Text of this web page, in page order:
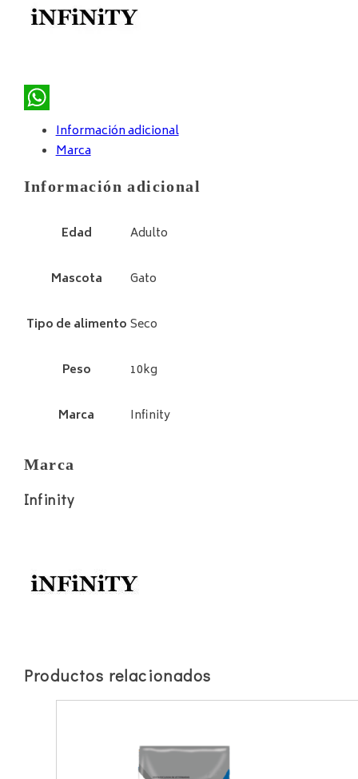
WhatsApp
Información adicional
Marca
Información adicional
Edad Adulto
Mascota Gato
Tipo de alimento Seco
Peso 10kg
Marca Infinity
Marca
Infinity
Productos relacionados